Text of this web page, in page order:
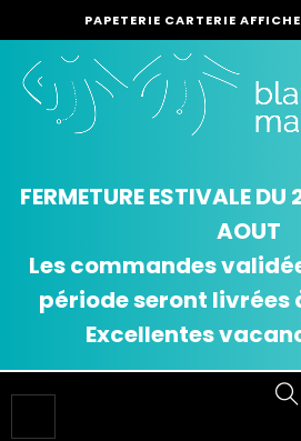
PAPETERIE CARTERIE
FERMETURE ESTIVALE
AOUT
Les commandes
période seront livrées
Excellentes